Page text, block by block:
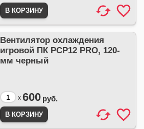
Вентилятор охлаждения
игровой ПК PCP12 PRO, 120-
мм черный
x 600 руб.